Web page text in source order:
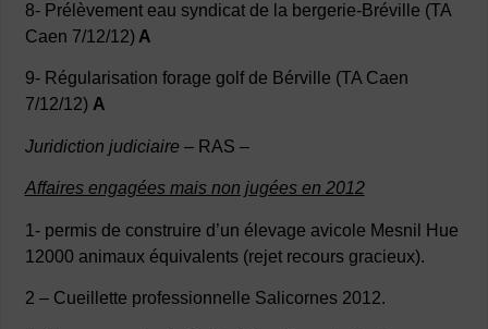
8- Prélèvement eau syndicat de la bergerie-Bréville (TA
Caen 7/12/12)A
9- Régularisation forage golf de Bérville (TA Caen
7/12/12) A
Juridiction judiciaire – RAS –
Affaires engagées mais non jugées en 2012
1- permis de construire d’un élevage avicole Mesnil Hue
12000 animaux équivalents (rejet recours gracieux).
2 – Cueillette professionnelle Salicornes 2012.